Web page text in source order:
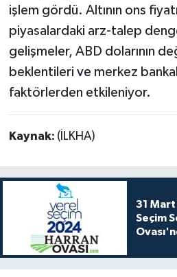
işlem gördü. Altının ons
piyasalardaki arz-talep
gelişmeler, ABD dolarının
beklentileri ve merkez
faktörlerden etkileniyor.
Kaynak: (İLKHA)
31 Mart
Seçim